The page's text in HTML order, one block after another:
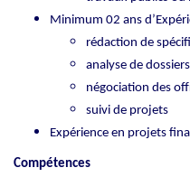
Minimum 02 ans
rédaction de
analyse de
négociation des
suivi de projets
Expérience en projets
Compétences